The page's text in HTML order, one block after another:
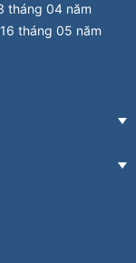
tháng 04 năm
tháng 05 năm